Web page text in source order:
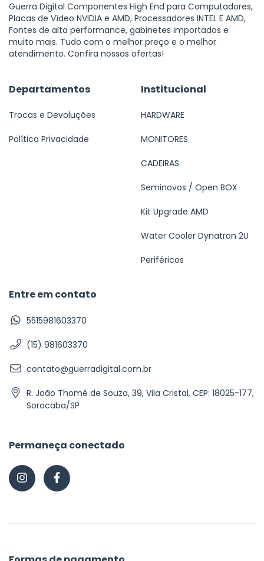
Guerra Digital Componentes High End para Computadores,
Placas de Vídeo NVIDIA e AMD, Processadores INTEL E AMD,
Fontes de alta performance, gabinetes importados e
muito mais. Tudo com o melhor preço e o melhor
atendimento. Confira nossas ofertas!
Departamentos
Trocas e Devoluções
Política Privacidade
Institucional
HARDWARE
MONITORES
CADEIRAS
Seminovos / Open BOX
Kit Upgrade AMD
Water Cooler Dynatron 2U
Periféricos
Entre em contato
5515981603370
(15) 981603370
contato@guerradigital.com.br
R. João Thomé de Souza, 39, Vila Cristal, CEP: 18025-177,
Sorocaba/SP
Permaneça conectado